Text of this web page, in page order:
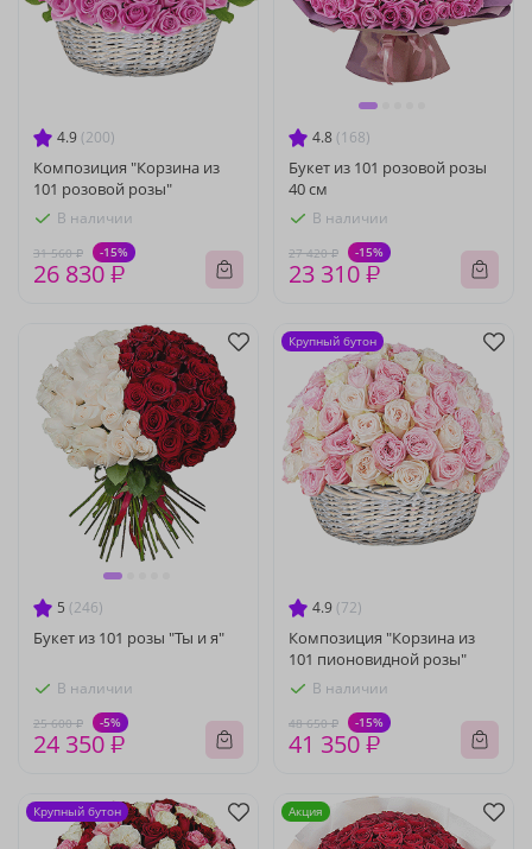
4.9 (200)
Композиция "Корзина из
101 розовой розы"
В наличии
31 560 ₽ -15%
26 830 ₽
4.8 (168)
Букет из 101 розовой розы
40 см
В наличии
27 420 ₽ -15%
23 310 ₽
5 (246)
Букет из 101 розы "Ты и я"
В наличии
25 600 ₽ -5%
24 350 ₽
4.9 (72)
Композиция "Корзина из
101 пионовидной розы"
В наличии
48 650 ₽ -15%
41 350 ₽
Крупный бутон
Крупный бутон Акция